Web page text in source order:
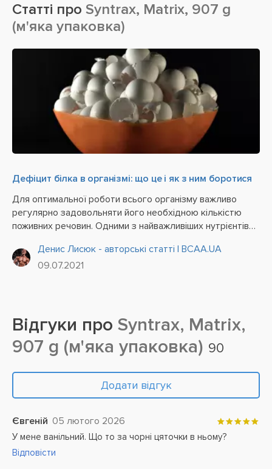
Статті про Syntrax, Matrix, 907 g
(м'яка упаковка)
Дефіцит білка в організмі: що це і як з ним боротися
Для оптимальної роботи всього організму важливо
регулярно задовольняти його необхідною кількістю
поживних речовин. Одними з найважливіших нутрієнтів
основним «будівельним» матеріалом для створення
клітин,...
Денис Лисюк - авторські статті | BCAA.UA
09.07.2021
Відгуки про Syntrax, Matrix,
907 g (м'яка упаковка) 90
Додати відгук
Євгеній 05 лютого 2026
У мене ванільний. Що то за чорні цяточки в ньому?
Відповісти